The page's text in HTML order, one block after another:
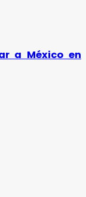
a México en